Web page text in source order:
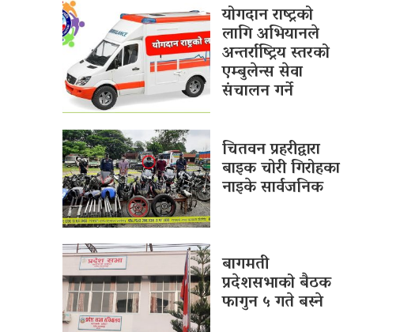
योगदान राष्ट्रको
लागि अभियानले
अन्तर्राष्ट्रिय स्तरको
एम्बुलेन्स सेवा
संचालन गर्ने
चितवन प्रहरीद्वारा
बाइक चोरी गिरोहका
नाइके सार्वजनिक
बागमती
प्रदेशसभाको बैठक
फागुन ५ गते बस्ने